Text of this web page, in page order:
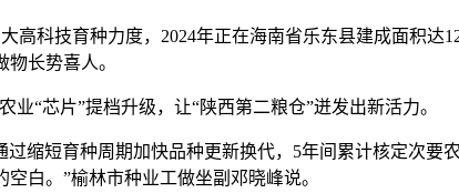
科技育种力度，2024年正在海南省乐东县建成面积达
长势喜人。
“芯片”提档升级，让“陕西第二粮仓”迸发出新活力。
短育种周期加快品种更新换代，5年间累计核定次要
白。”榆林市种业工做坐副邓晓峰说。